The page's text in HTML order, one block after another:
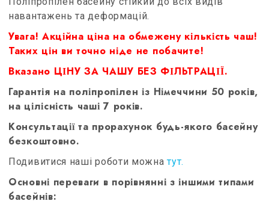
навантажень та деформацій.
Увага! Акційна ціна на обмежену кількість чаш!
Таких цін ви точно ніде не побачите!
Вказано ЦІНУ ЗА ЧАШУ БЕЗ ФІЛЬТРАЦІЇ.
Гарантія на поліпропілен із Німеччини 50 років,
на цілісність чаші 7 років.
Консультації та прорахунок будь-якого басейну
безкоштовно.
Подивитися наші роботи можнатут.
Основні переваги в порівнянні з іншими типами
басейнів: